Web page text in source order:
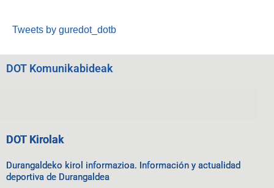
Tweets by guredot_dotb
DOT Komunikabideak
DOT Kirolak
Durangaldeko kirol informazioa. Información y actualidad
deportiva de Durangaldea